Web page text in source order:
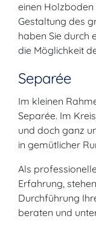
einen
Gestaltung des
haben Sie durch
die Möglichkeit
Separée
Im kleinen
Separée. Im
und doch ganz
in gemütlicher
Als
Erfahrung,
Durchführung
beraten und